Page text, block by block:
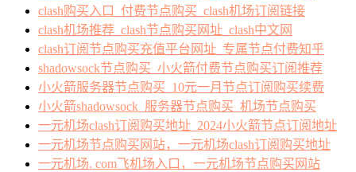
clash购买入口_付费节点购买_clash机场订阅链接
clash机场推荐_clash节点购买网址_clash中文网
clash订阅节点购买充值平台网址_专属节点付费知乎
shadowsock节点购买_小火箭付费节点购买订阅推荐
小火箭服务器节点购买_10元一月节点订阅购买续费
小火箭shadowsock_服务器节点购买_机场节点购买
一元机场clash订阅购买地址_2024小火箭节点订阅地址
一元机场节点购买网站，一元机场clash订阅购买地址
一元机场. com飞机场入口，一元机场节点购买网站